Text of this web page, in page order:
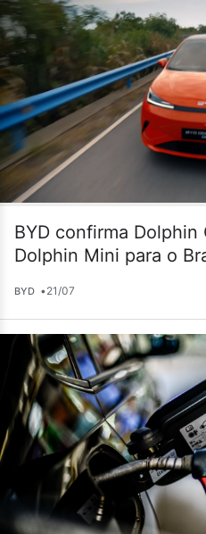
BYD confirma
Dolphin Mini para o
BYD •21/07